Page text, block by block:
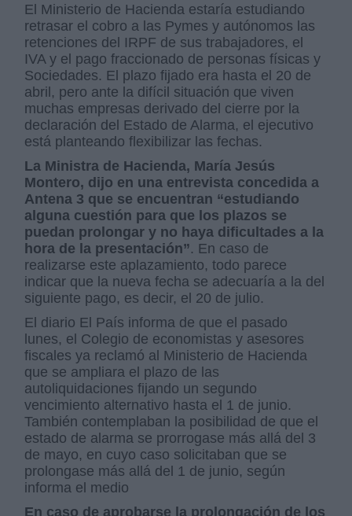
El Ministerio de Hacienda estaría estudiando
retrasar el cobro a las Pymes y autónomos las
retenciones del IRPF de sus trabajadores, el
IVA y el pago fraccionado de personas físicas y
Sociedades. El plazo fijado era hasta el 20 de
abril, pero ante la difícil situación que viven
muchas empresas derivado del cierre por la
declaración del Estado de Alarma, el ejecutivo
está planteando flexibilizar las fechas.
La Ministra de Hacienda, María Jesús
Montero, dijo en una entrevista concedida a
Antena 3 que se encuentran “estudiando
alguna cuestión para que los plazos se
puedan prolongar y no haya dificultades a la
hora de la presentación”. En caso de
realizarse este aplazamiento, todo parece
indicar que la nueva fecha se adecuaría a la del
siguiente pago, es decir, el 20 de julio.
El diario El País informa de que el pasado
lunes, el Colegio de economistas y asesores
fiscales ya reclamó al Ministerio de Hacienda
que se ampliara el plazo de las
autoliquidaciones fijando un segundo
vencimiento alternativo hasta el 1 de junio.
También contemplaban la posibilidad de que el
estado de alarma se prorrogase más allá del 3
de mayo, en cuyo caso solicitaban que se
prolongase más allá del 1 de junio, según
informa el medio
En caso de aprobarse la prolongación de los